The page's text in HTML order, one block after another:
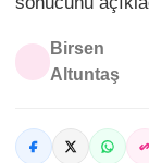
Birsen
Altuntaş